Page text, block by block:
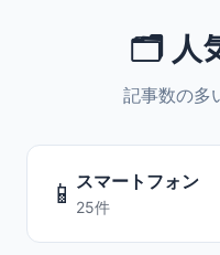
🗂️ 人
記事数の多
📱 スマートフォン
25件